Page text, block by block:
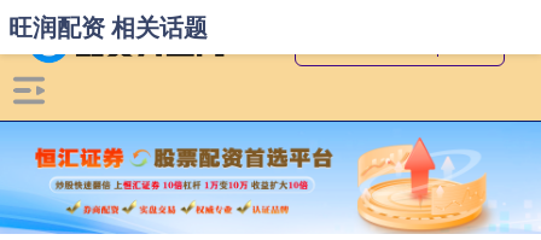
旺润配资 相关话题